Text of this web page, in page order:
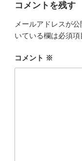
コメントを残す
メールアドレスが
いている欄は必須項
コメント ※